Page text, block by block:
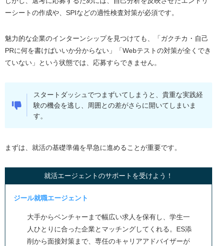
ーシートの作成や、SPIなどの適性検査対策が必須です。
魅力的な企業のインターンシップを見つけても、「ガクチカ・自己
PRに何を書けばいいか分からない」「Webテストの対策が全くでき
ていない」という状態では、応募すらできません。
スタートダッシュでつまずいてしまうと、貴重な実践経
験の機会を逃し、周囲との差がさらに開いてしまいま
す。
まずは、就活の基礎準備を早急に進めることが重要です。
就活エージェントのサポートを受けよう！
ジール就職エージェント
大手からベンチャーまで幅広い求人を保有し、学生一
人ひとりに合った企業とマッチングしてくれる。ES添
削から面接対策まで、専任のキャリアアドバイザーが